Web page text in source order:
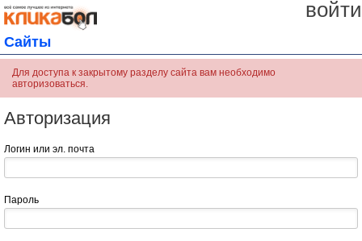
войти
Сайты
Для доступа к закрытому разделу сайта вам необходимо
авторизоваться.
Авторизация
Логин или эл. почта
Пароль